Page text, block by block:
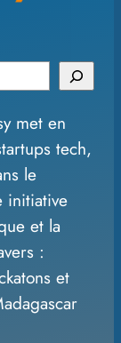
met en
tech,
le
initiative
et la
:
et